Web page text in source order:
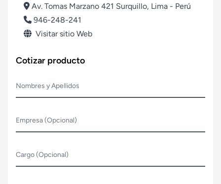
Av. Tomas Marzano 421 Surquillo, Lima - Perú
946-248-241
Visitar sitio Web
Cotizar producto
Nombres y Apellidos
Empresa (Opcional)
Cargo (Opcional)